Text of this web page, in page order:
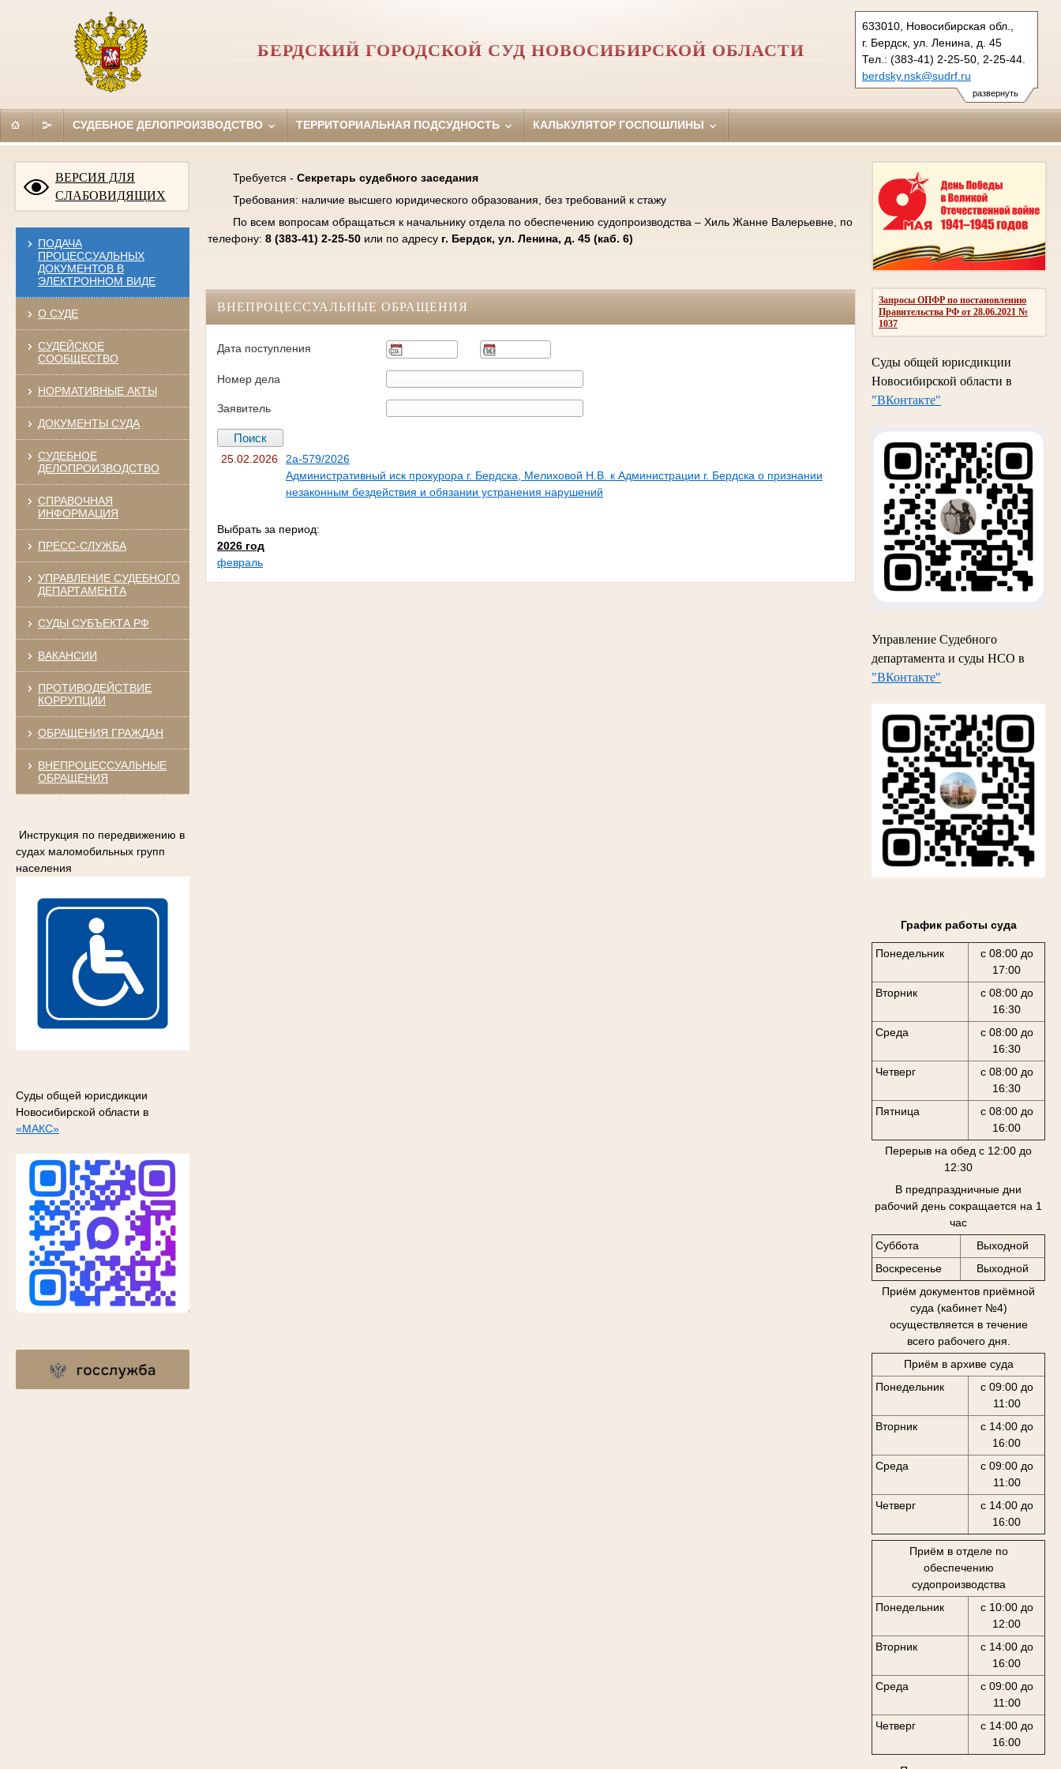
развернуть
633010, Новосибирская обл.,
г. Бердск, ул. Ленина, д. 45
Тел.: (383-41) 2-25-50, 2-25-44.
berdsky.nsk@sudrf.ru
БЕРДСКИЙ ГОРОДСКОЙ СУД НОВОСИБИРСКОЙ ОБЛАСТИ
СУДЕБНОЕ ДЕЛОПРОИЗВОДСТВО ТЕРРИТОРИАЛЬНАЯ ПОДСУДНОСТЬ КАЛЬКУЛЯТОР ГОСПОШЛИНЫ
ВЕРСИЯ ДЛЯ
СЛАБОВИДЯЩИХ
ПОДАЧА
ПРОЦЕССУАЛЬНЫХ
ДОКУМЕНТОВ В
ЭЛЕКТРОННОМ ВИДЕ
О СУДЕ
СУДЕЙСКОЕ
СООБЩЕСТВО
НОРМАТИВНЫЕ АКТЫ
ДОКУМЕНТЫ СУДА
СУДЕБНОЕ
ДЕЛОПРОИЗВОДСТВО
СПРАВОЧНАЯ
ИНФОРМАЦИЯ
ПРЕСС-СЛУЖБА
УПРАВЛЕНИЕ СУДЕБНОГО
ДЕПАРТАМЕНТА
СУДЫ СУБЪЕКТА РФ
ВАКАНСИИ
ПРОТИВОДЕЙСТВИЕ
КОРРУПЦИИ
ОБРАЩЕНИЯ ГРАЖДАН
ВНЕПРОЦЕССУАЛЬНЫЕ
ОБРАЩЕНИЯ
Инструкция по передвижению в
судах маломобильных групп
населения
Суды общей юрисдикции
Новосибирской области в
«МАКС»
Запросы ОПФР по постановлению
Правительства РФ от 28.06.2021 №
1037
Суды общей юрисдикции
Новосибирской области в
"ВКонтакте"
Управление Судебного
департамента и суды НСО в
"ВКонтакте"
График работы суда
Понедельник
с 08:00 до
17:00
Вторник
с 08:00 до
16:30
Среда
с 08:00 до
16:30
Четверг
с 08:00 до
16:30
Пятница
с 08:00 до
16:00
Перерыв на обед с 12:00 до
12:30
В предпраздничные дни
рабочий день сокращается на 1
час
Суббота
Выходной
Воскресенье
Выходной
Приём документов приёмной
суда (кабинет №4)
осуществляется в течение
всего рабочего дня.
Приём в архиве суда
Понедельник
с 09:00 до
11:00
Вторник
с 14:00 до
16:00
Среда
с 09:00 до
11:00
Четверг
с 14:00 до
16:00
Приём в отделе по
обеспечению
судопроизводства
Понедельник
с 10:00 до
12:00
Вторник
с 14:00 до
16:00
Среда
с 09:00 до
11:00
Четверг
с 14:00 до
16:00
Требуется -Секретарь судебного заседания
Требования: наличие высшего юридического образования, без требований к стажу
По всем вопросам обращаться к начальнику отдела по обеспечению судопроизводства – Хиль Жанне Валерьевне, по
телефону:8 (383-41) 2-25-50 или по адресу г. Бердск, ул. Ленина, д. 45 (каб. 6)
ВНЕПРОЦЕССУАЛЬНЫЕ ОБРАЩЕНИЯ
Дата поступления
Номер дела
Заявитель
25.02.2026
2а-579/2026
Административный иск прокурора г. Бердска, Мелиховой Н.В. к Администрации г. Бердска о признании
незаконным бездействия и обязании устранения нарушений
Выбрать за период:
2026 год
февраль